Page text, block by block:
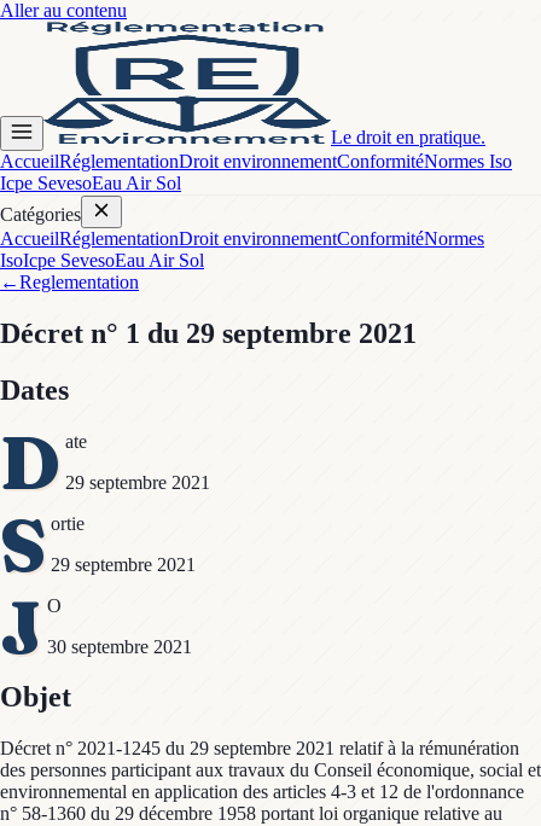
Aller au contenu
Le droit en pratique.
AccueilRéglementationDroit environnementConformitéNormes Iso
Icpe SevesoEau Air Sol
Catégories
AccueilRéglementationDroit environnementConformitéNormes
IsoIcpe SevesoEau Air Sol
←Reglementation
Décret n° 1 du 29 septembre 2021
Dates
D ate
29 septembre 2021
S ortie
29 septembre 2021
J O
30 septembre 2021
Objet
Décret n° 2021-1245 du 29 septembre 2021 relatif à la rémunération
des personnes participant aux travaux du Conseil économique, social et
environnemental en application des articles 4-3 et 12 de l'ordonnance
n° 58-1360 du 29 décembre 1958 portant loi organique relative au